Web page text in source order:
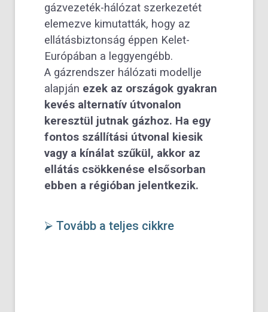
gázvezeték-hálózat szerkezetét
elemezve kimutatták, hogy az
ellátásbiztonság éppen Kelet-
Európában a leggyengébb.
A gázrendszer hálózati modellje
alapján ezek az országok gyakran
kevés alternatív útvonalon
keresztül jutnak gázhoz. Ha egy
fontos szállítási útvonal kiesik
vagy a kínálat szűkül, akkor az
ellátás csökkenése elsősorban
ebben a régióban jelentkezik.
⮚ Tovább a teljes cikkre